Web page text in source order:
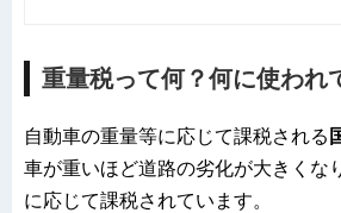
重量税って何？何に使われ
自動車の重量等に応じて課税される
車が重いほど道路の劣化が大きくな
に応じて課税されています。